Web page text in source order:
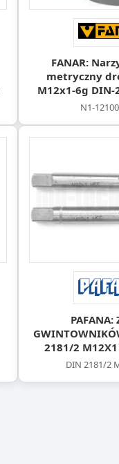
FANAR:
metryczny
M12x1-6g DIN-
N1-
PAFANA:
2181/2 M12X1
DIN 2181/2